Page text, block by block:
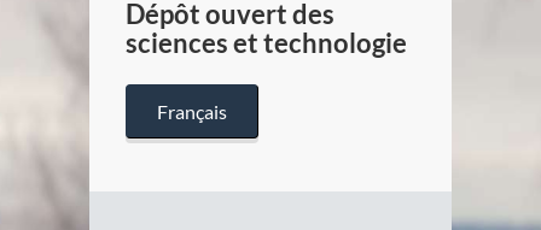
Dépôt ouvert des
sciences et technologie
Français